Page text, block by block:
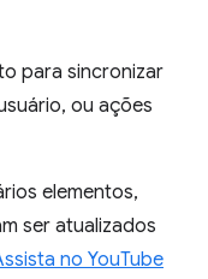
para sincronizar
ou ações
elementos,
ser atualizados
no YouTube